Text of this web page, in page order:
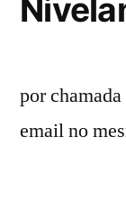
por
email no